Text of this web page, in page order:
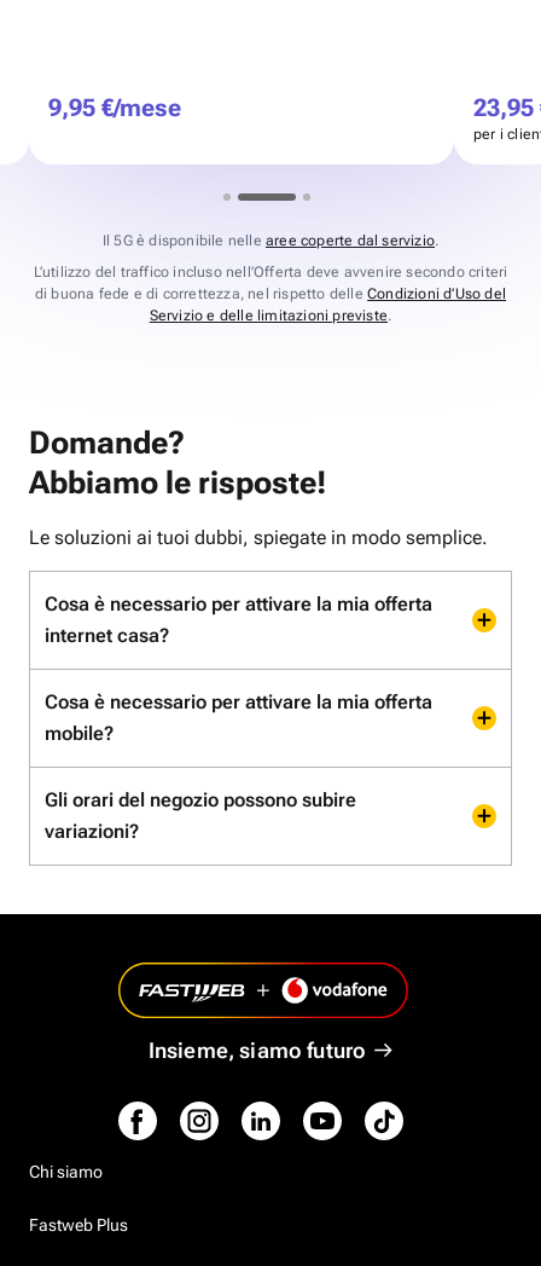
9,95 €/mese 23,95
per i
Il 5G è disponibile nelle aree coperte dal servizio.
L’utilizzo del traffico incluso nell’Offerta deve avvenire secondo criteri
di buona fede e di correttezza, nel rispetto delleCondizioni d’Uso del
Servizio e delle limitazioni previste.
Domande?
Abbiamo le risposte!
Le soluzioni ai tuoi dubbi, spiegate in modo semplice.
Cosa è necessario per attivare la mia offerta
internet casa?
Cosa è necessario per attivare la mia offerta
mobile?
Gli orari del negozio possono subire
variazioni?
Insieme, siamo futuro
Chi siamo
Fastweb Plus